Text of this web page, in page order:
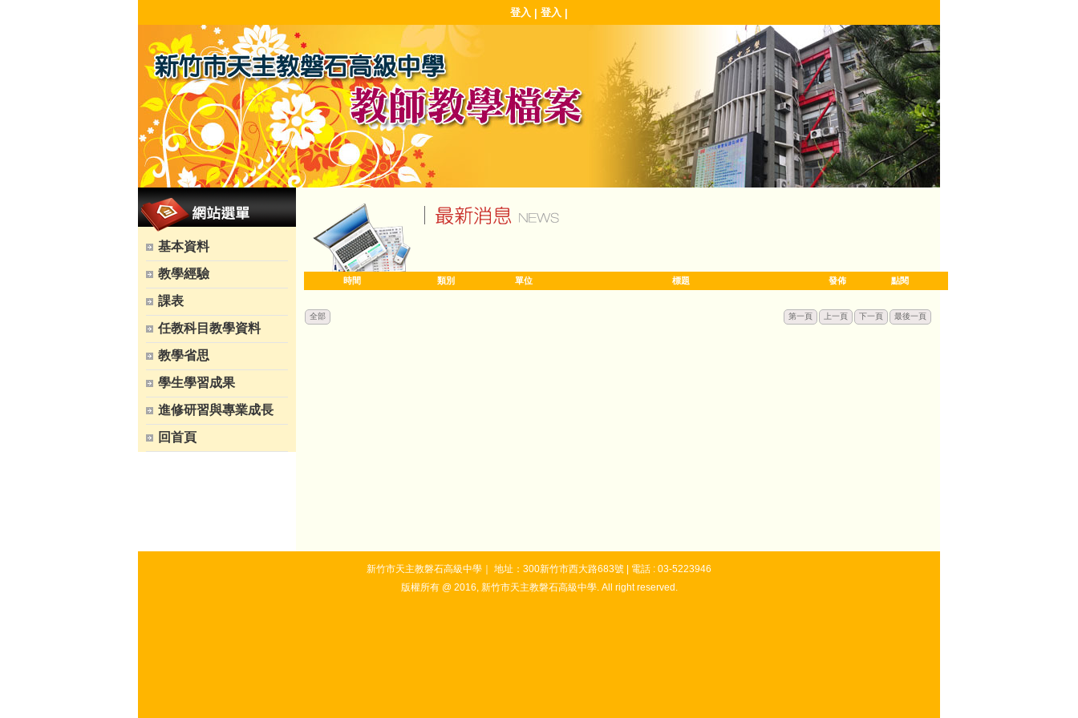
登入 | 登入 |
基本資料
教學經驗
課表
任教科目教學資料
教學省思
學生學習成果
進修研習與專業成長
回首頁
時間 類別 單位 標題 發佈 點閱
全部 第一頁 上一頁 下一頁 最後一頁
新竹市天主教磐石高級中學｜ 地址：300新竹市西大路683號 | 電話 : 03-5223946
版權所有 @ 2016, 新竹市天主教磐石高級中學. All right reserved.